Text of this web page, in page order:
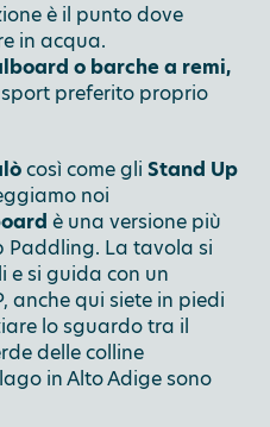
è il punto dove
in acqua.
o barche a remi,
preferito proprio
così come gli Stand Up
noi
è una versione più
Paddling. La tavola si
e si guida con un
anche qui siete in piedi
lo sguardo tra il
delle colline
in Alto Adige sono